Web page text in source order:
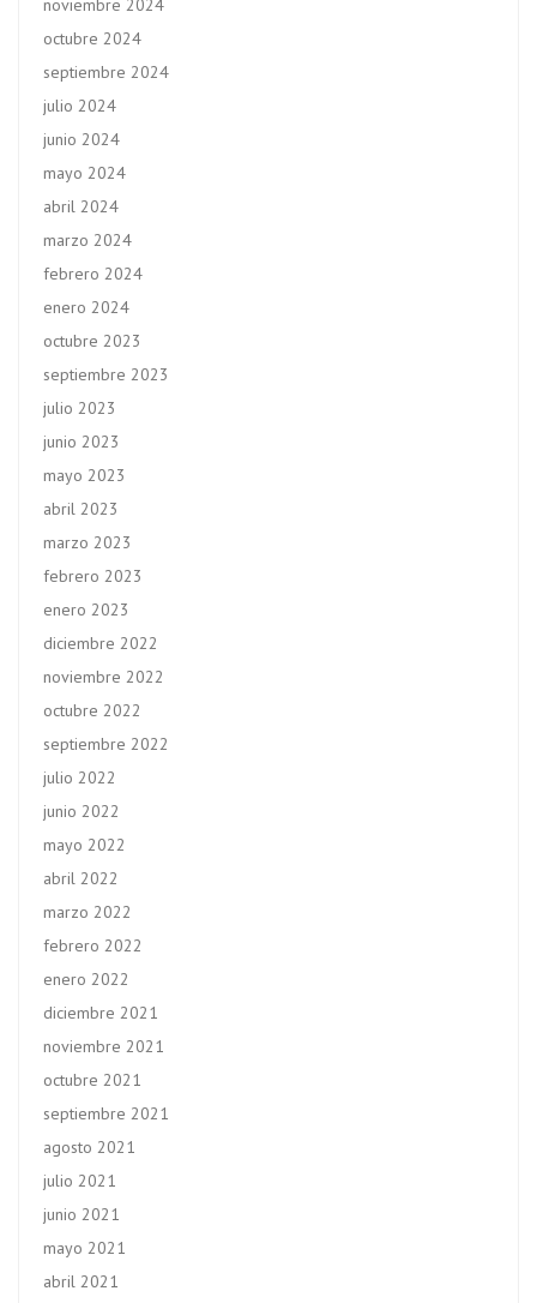
noviembre 2024
octubre 2024
septiembre 2024
julio 2024
junio 2024
mayo 2024
abril 2024
marzo 2024
febrero 2024
enero 2024
octubre 2023
septiembre 2023
julio 2023
junio 2023
mayo 2023
abril 2023
marzo 2023
febrero 2023
enero 2023
diciembre 2022
noviembre 2022
octubre 2022
septiembre 2022
julio 2022
junio 2022
mayo 2022
abril 2022
marzo 2022
febrero 2022
enero 2022
diciembre 2021
noviembre 2021
octubre 2021
septiembre 2021
agosto 2021
julio 2021
junio 2021
mayo 2021
abril 2021